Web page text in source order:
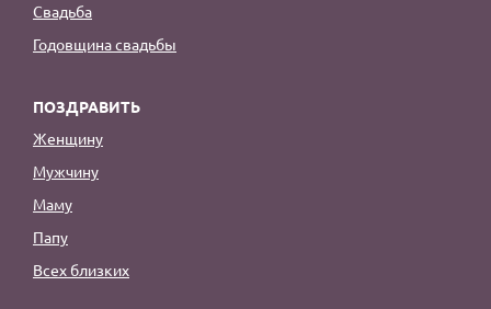
Свадьба
Годовщина свадьбы
ПОЗДРАВИТЬ
Женщину
Мужчину
Маму
Папу
Всех близких